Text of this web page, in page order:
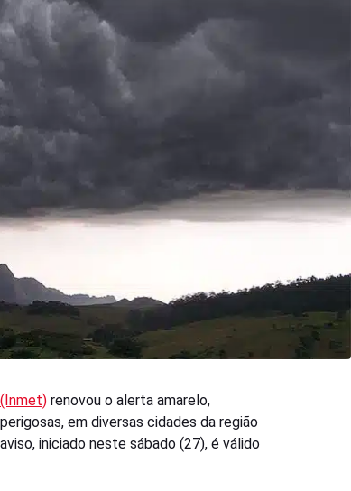
renovou o alerta amarelo,
em diversas cidades da região
iniciado neste sábado (27), é válido